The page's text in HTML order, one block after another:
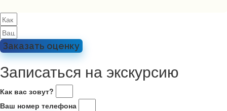
Заказать оценку
Записаться на экскурсию
Как вас зовут?
Ваш номер телефона